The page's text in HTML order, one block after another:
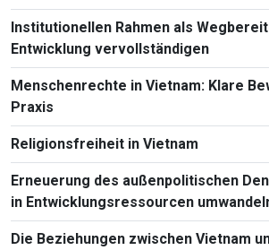
Institutionellen Rahmen als
Entwicklung vervollständigen
Menschenrechte in Vietnam: Klare
Praxis
Religionsfreiheit in Vietnam
Erneuerung des außenpolitischen
in Entwicklungsressourcen
Die Beziehungen zwischen Vietnam